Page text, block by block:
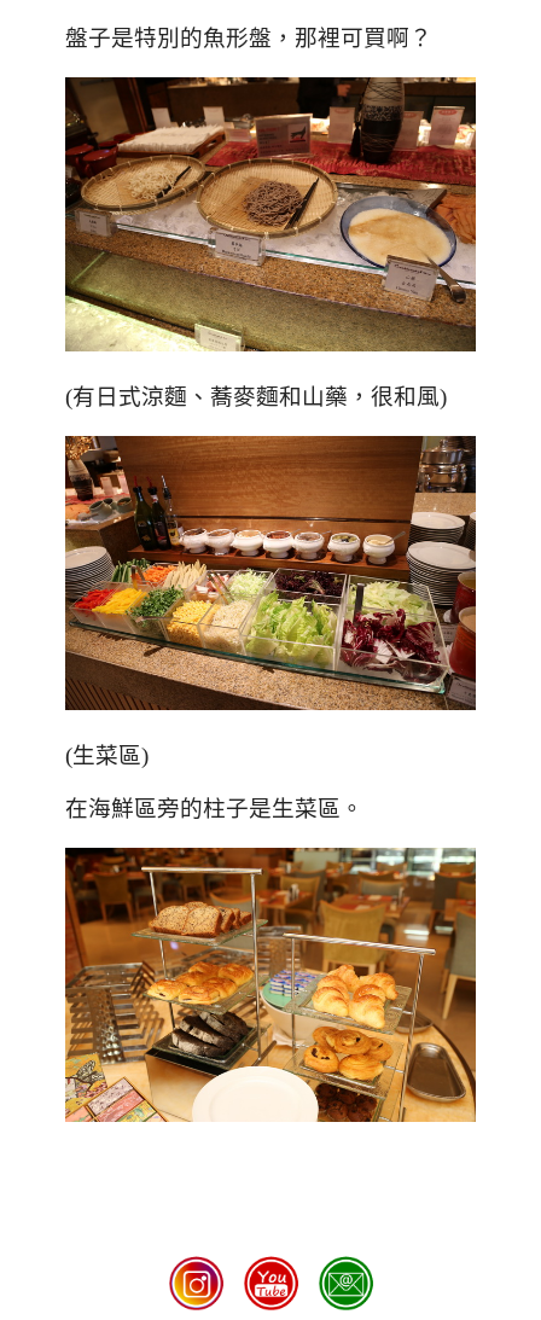
盤子是特別的魚形盤，那裡可買啊？
(有日式涼麵、蕎麥麵和山藥，很和風)
(生菜區)
在海鮮區旁的柱子是生菜區。